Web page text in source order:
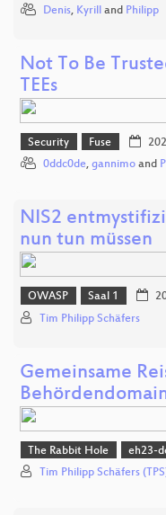
Denis, Kyrill and Philipp
Not To Be
TEEs
Security Fuse
0ddc0de, gannimo and
NIS2
nun tun müssen
OWASP Saal 1
Tim Philipp Schäfers
Gemeinsame
The Rabbit Hole eh23-
Tim Philipp Schäfers